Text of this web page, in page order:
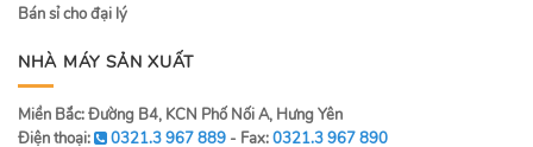
Bán sỉ cho đại lý
NHÀ MÁY SẢN XUẤT
Miền Bắc: Đường B4, KCN Phố Nối A, Hưng Yên
Điện thoại:
0321.3 967 889 - Fax:0321.3 967 890